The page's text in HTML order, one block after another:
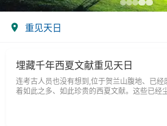
重见天日
埋藏千年西夏文献重见天日
连考古人员也没有想到,位于贺兰山腹地、已
着如此之多、如此珍贵的西夏文献。这些已经